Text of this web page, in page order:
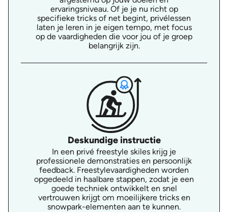
ervaringsniveau. Of je je nu richt op
specifieke tricks of net begint, privélessen
laten je leren in je eigen tempo, met focus
op de vaardigheden die voor jou of je groep
belangrijk zijn.
Deskundige instructie
In een privé freestyle skiles krijg je
professionele demonstraties en persoonlijk
feedback. Freestylevaardigheden worden
opgedeeld in haalbare stappen, zodat je een
goede techniek ontwikkelt en snel
vertrouwen krijgt om moeilijkere tricks en
snowpark-elementen aan te kunnen.